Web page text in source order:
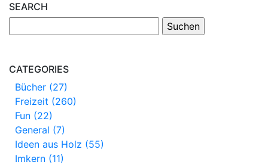
SEARCH
CATEGORIES
Bücher (27)
Freizeit (260)
Fun (22)
General (7)
Ideen aus Holz (55)
Imkern (11)